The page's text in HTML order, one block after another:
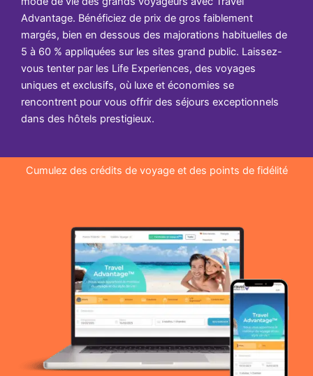
Advantage. Bénéficiez de prix de gros faiblement
margés, bien en dessous des majorations habituelles de
5 à 60 % appliquées sur les sites grand public. Laissez-
vous tenter par les Life Experiences, des voyages
uniques et exclusifs, où luxe et économies se
rencontrent pour vous offrir des séjours exceptionnels
dans des hôtels prestigieux.
Cumulez des crédits de voyage et des points de fidélité